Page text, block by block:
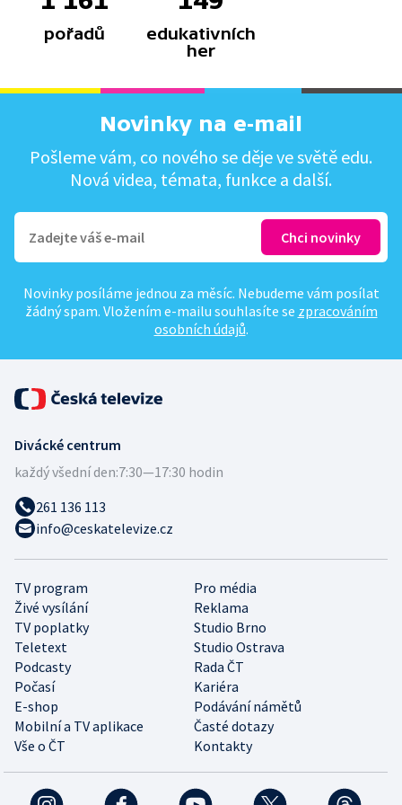
pořadů
edukativních
her
Novinky na e-mail
Pošleme vám, co nového se děje ve světě edu.
Nová videa, témata, funkce a další.
Novinky posíláme jednou za měsíc. Nebudeme vám posílat
žádný spam. Vložením e-mailu souhlasíte se zpracováním
osobních údajů.